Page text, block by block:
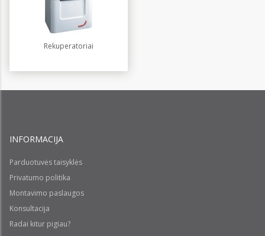
Rekuperatoriai
INFORMACIJA
Parduotuvės taisyklės
Privatumo politika
Montavimo paslaugos
Konsultacija
Radai kitur pigiau?